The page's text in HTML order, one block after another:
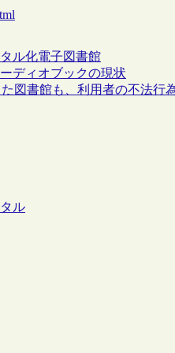
ル化電子図書館
ディオブックの現状
た図書館も、利用者の不法行
ル